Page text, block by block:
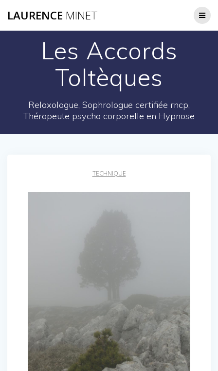
LAURENCE MINET
Les Accords
Toltèques
Relaxologue, Sophrologue certifiée rncp,
Thérapeute psycho corporelle en Hypnose
TECHNIQUE